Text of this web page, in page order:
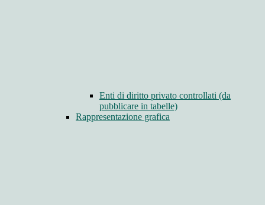
Enti di diritto privato controllati (da
pubblicare in tabelle)
Rappresentazione grafica